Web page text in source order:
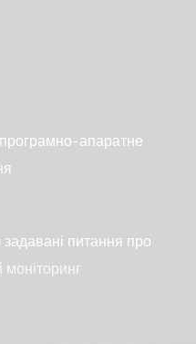
апаратне
питання про
моніторинг